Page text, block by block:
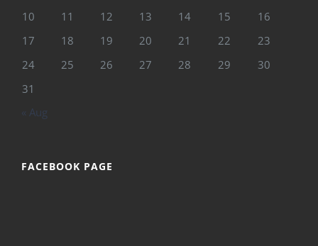
10
11 12 13 14 15
16
17
18 19 20 21 22
23
24
25 26 27 28 29
30
31
« Aug
FACEBOOK PAGE